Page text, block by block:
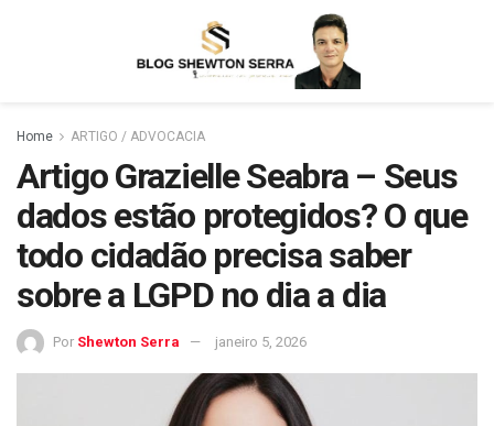
Home ARTIGO / ADVOCACIA
Artigo Grazielle Seabra – Seus
dados estão protegidos? O que
todo cidadão precisa saber
sobre a LGPD no dia a dia
Por Shewton Serra janeiro 5, 2026